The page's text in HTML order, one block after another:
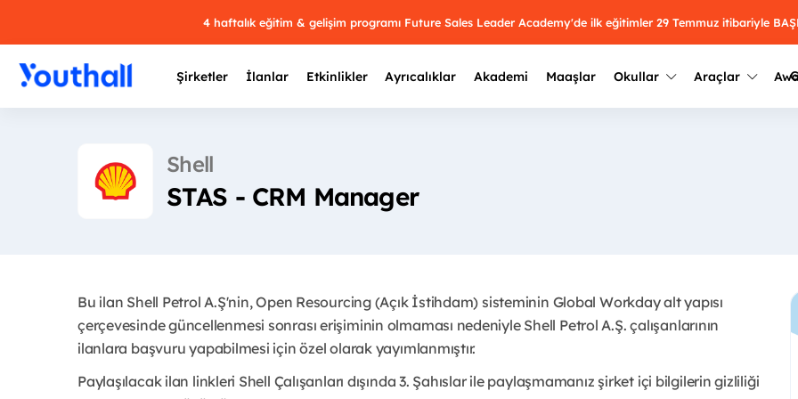
4 haftalık eğitim & gelişim programı Future Sales Leader Academy'de ilk eğitimler 29 Temmuz itibariyle
Şirketler İlanlar Etkinlikler Ayrıcalıklar Akademi Maaşlar Okullar
Farklı liseleri incele ve
yakından tanı.
Araçlar
Oy ver 2022Kazananları
Shell
STAS - CRM Manager
Bu ilan Shell Petrol A.Ş'nin, Open Resourcing (Açık İstihdam) sisteminin Global Workday alt yapısı
çerçevesinde güncellenmesi sonrası erişiminin olmaması nedeniyle Shell Petrol A.Ş. çalışanlarının
ilanlara başvuru yapabilmesi için özel olarak yayımlanmıştır. ​
Paylaşılacak ilan linkleri Shell Çalışanları dışında 3. Şahıslar ile paylaşmamanız şirket içi bilgilerin gizliliği